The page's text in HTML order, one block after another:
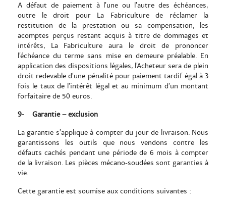
A défaut de paiement à l’une ou l’autre des échéances,
outre le droit pour La Fabriculture de réclamer la
restitution de la prestation ou sa compensation, les
acomptes perçus restant acquis à titre de dommages et
intérêts, La Fabriculture aura le droit de prononcer
l’échéance du terme sans mise en demeure préalable. En
application des dispositions légales, l’Acheteur sera de plein
droit redevable d’une pénalité pour paiement tardif égal à 3
fois le taux de l’intérêt légal et au minimum d’un montant
forfaitaire de 50 euros.
9- Garantie – exclusion
La garantie s’applique à compter du jour de livraison. Nous
garantissons les outils que nous vendons contre les
défauts cachés pendant une période de 6 mois à compter
de la livraison. Les pièces mécano-soudées sont garanties à
vie.
Cette garantie est soumise aux conditions suivantes :